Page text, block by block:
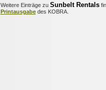
Weitere Einträge zu Sunbelt Rentals
Printausgabedes KOBRA.